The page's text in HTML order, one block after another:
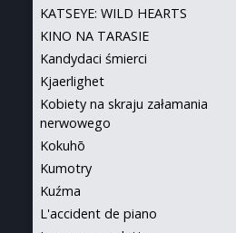
KATSEYE: WILD HEARTS
KINO NA TARASIE
Kandydaci śmierci
Kjaerlighet
Kobiety na skraju załamania
nerwowego
Kokuhō
Kumotry
Kuźma
L'accident de piano